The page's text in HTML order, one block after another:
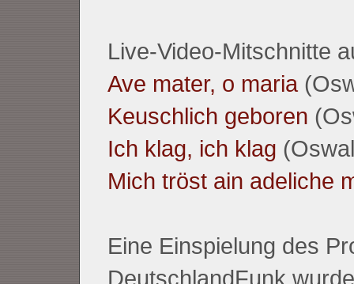
Live-Video-Mitschnitte
Ave mater, o maria
Keuschlich geboren
Ich klag, ich klag
Mich tröst ain adeliche
Eine Einspielung des
DeutschlandFunk